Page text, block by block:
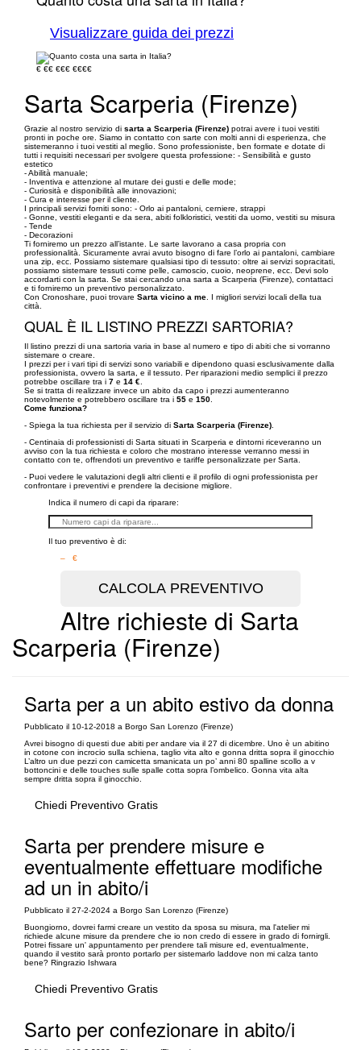
Visualizzare guida dei prezzi
€ €€ €€€ €€€€
Sarta Scarperia (Firenze)
Grazie al nostro servizio di sarta a Scarperia (Firenze) potrai avere i tuoi vestiti
pronti in poche ore. Siamo in contatto con sarte con molti anni di esperienza, che
sistemeranno i tuoi vestiti al meglio. Sono professioniste, ben formate e dotate di
tutti i requisiti necessari per svolgere questa professione: - Sensibilità e gusto
estetico
- Abilità manuale;
- Inventiva e attenzione al mutare dei gusti e delle mode;
- Curiosità e disponibilità alle innovazioni;
- Cura e interesse per il cliente.
I principali servizi forniti sono: - Orlo ai pantaloni, cerniere, strappi
- Gonne, vestiti eleganti e da sera, abiti folkloristici, vestiti da uomo, vestiti su misura
- Tende
- Decorazioni
Ti forniremo un prezzo all’istante. Le sarte lavorano a casa propria con
professionalità. Sicuramente avrai avuto bisogno di fare l’orlo ai pantaloni, cambiare
una zip, ecc. Possiamo sistemare qualsiasi tipo di tessuto: oltre ai servizi sopracitati,
possiamo sistemare tessuti come pelle, camoscio, cuoio, neoprene, ecc. Devi solo
accordarti con la sarta. Se stai cercando una sarta a Scarperia (Firenze), contattaci
e ti forniremo un preventivo personalizzato.
Con Cronoshare, puoi trovare Sarta vicino a me . I migliori servizi locali della tua
città.
QUAL È IL LISTINO PREZZI SARTORIA?
Il listino prezzi di una sartoria varia in base al numero e tipo di abiti che si vorranno
sistemare o creare.
I prezzi per i vari tipi di servizi sono variabili e dipendono quasi esclusivamente dalla
professionista, ovvero la sarta, e il tessuto. Per riparazioni medio semplici il prezzo
potrebbe oscillare tra i 7 e 14 €
Se si tratta di realizzare invece un abito da capo i prezzi aumenteranno
notevolmente e potrebbero oscillare tra i 55 e 150
Come funziona?
- Spiega la tua richiesta per il servizio di Sarta Scarperia (Firenze)
- Centinaia di professionisti di Sarta situati in Scarperia e dintorni riceveranno un
avviso con la tua richiesta e coloro che mostrano interesse verranno messi in
contatto con te, offrendoti un preventivo e tariffe personalizzate per Sarta.
- Puoi vedere le valutazioni degli altri clienti e il profilo di ogni professionista per
confrontare i preventivi e prendere la decisione migliore.
Indica il numero di capi da riparare:
Il tuo preventivo è di:
– €
Altre richieste di Sarta
Scarperia (Firenze)
Sarta per a un abito estivo da donna
Pubblicato il 10-12-2018 a Borgo San Lorenzo (Firenze)
Avrei bisogno di questi due abiti per andare via il 27 di dicembre. Uno è un abitino
in cotone con incrocio sulla schiena, taglio vita alto e gonna dritta sopra il ginocchio
L’altro un due pezzi con camicetta smanicata un po’ anni 80 spalline scollo a v
bottoncini e delle touches sulle spalle cotta sopra l’ombelico. Gonna vita alta
sempre dritta sopra il ginocchio.
Chiedi Preventivo Gratis
Sarta per prendere misure e
eventualmente effettuare modifiche
ad un in abito/i
Pubblicato il 27-2-2024 a Borgo San Lorenzo (Firenze)
Buongiorno, dovrei farmi creare un vestito da sposa su misura, ma l'atelier mi
richiede alcune misure da prendere che io non credo di essere in grado di fornirgli.
Potrei fissare un' appuntamento per prendere tali misure ed, eventualmente,
quando il vestito sarà pronto portarlo per sistemarlo laddove non mi calza tanto
bene? Ringrazio Ishwara
Chiedi Preventivo Gratis
Sarto per confezionare in abito/i